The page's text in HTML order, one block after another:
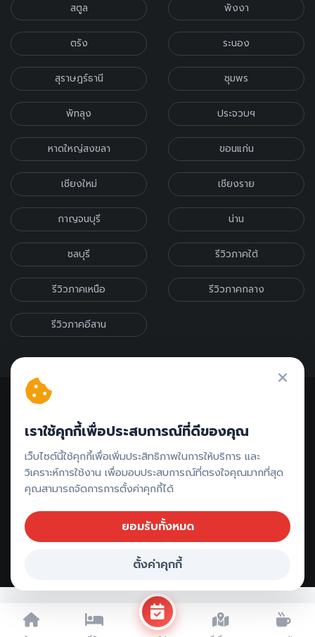
สตูล พังงา
ตรัง ระนอง
สุราษฎร์ธานี ชุมพร
พัทลุง ประจวบฯ
หาดใหญ่สงขลา ขอนแก่น
เชียงใหม่ เชียงราย
กาญจนบุรี น่าน
ชลบุรี รีวิวภาคใต้
รีวิวภาคเหนือ รีวิวภาคกลาง
รีวิวภาคอีสาน
ติดต่อรีวิว // ลงโฆษณา
2026 All rights reserved |
เราใช้คุกกี้เพื่อประสบการณ์ที่ดีของคุณ
เว็บไซต์นี้ใช้คุกกี้เพื่อเพิ่มประสิทธิภาพในการให้บริการ และ
วิเคราะห์การใช้งาน เพื่อมอบประสบการณ์ที่ตรงใจคุณมากที่สุด
คุณสามารถจัดการการตั้งค่าคุกกี้ได้
ยอมรับทั้งหมด
ตั้งค่าคุกกี้